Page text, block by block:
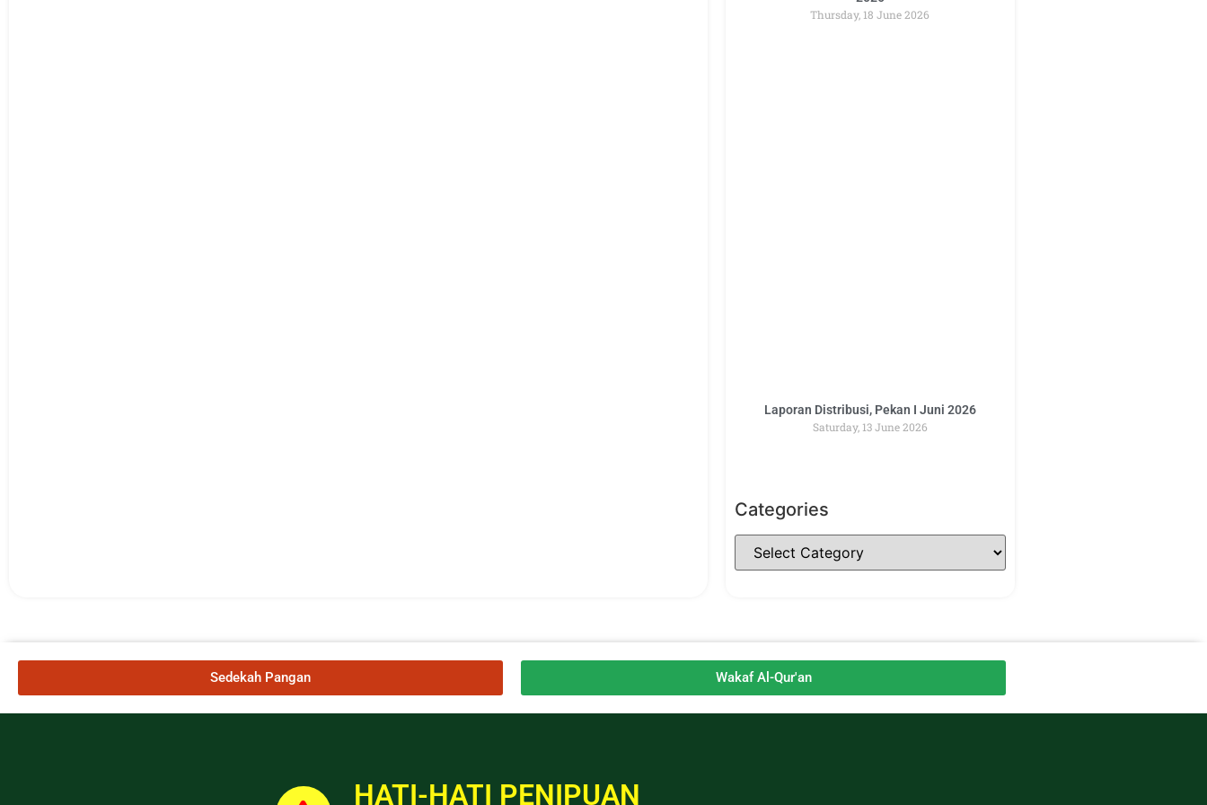
Thursday, 18 June 2026
Laporan Distribusi, Pekan I Juni 2026
Saturday, 13 June 2026
Categories
Sedekah Pangan Wakaf Al-Qur'an
HATI-HATI PENIPUAN